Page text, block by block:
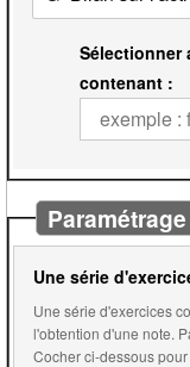
Sélectionner
contenant :
Une série
Une série d'exercices
l'obtention d'une note.
Cocher ci-dessous